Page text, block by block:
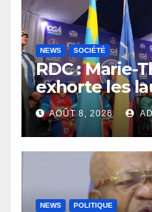
NEWS SOCIÉTÉ
RDC : Marie-
exhorte les
l’UNIKIN à
compétences
la nation
AOÛT 8, 2026
NEWS POLITIQUE